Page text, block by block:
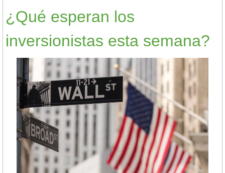
¿Qué esperan los
inversionistas esta semana?